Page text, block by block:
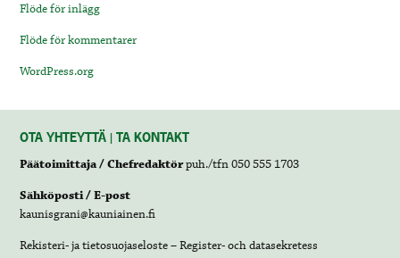
Flöde för inlägg
Flöde för kommentarer
WordPress.org
OTA YHTEYTTÄ | TA KONTAKT
Päätoimittaja / Chefredaktörpuh./tfn 050 555 1703
Sähköposti / E-post
kaunisgrani@kauniainen.fi
Rekisteri- ja tietosuojaseloste – Register- och datasekretess